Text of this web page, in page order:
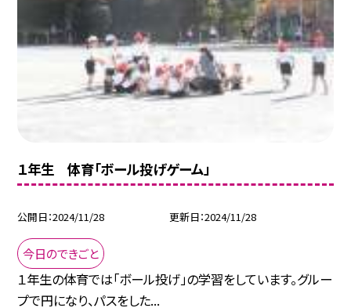
１年生 体育「ボール投げゲーム」
公開日 2024/11/28 更新日 2024/11/28
今日のできごと
１年生の体育では「ボール投げ」の学習をしています。グルー
プで円になり、パスをした...